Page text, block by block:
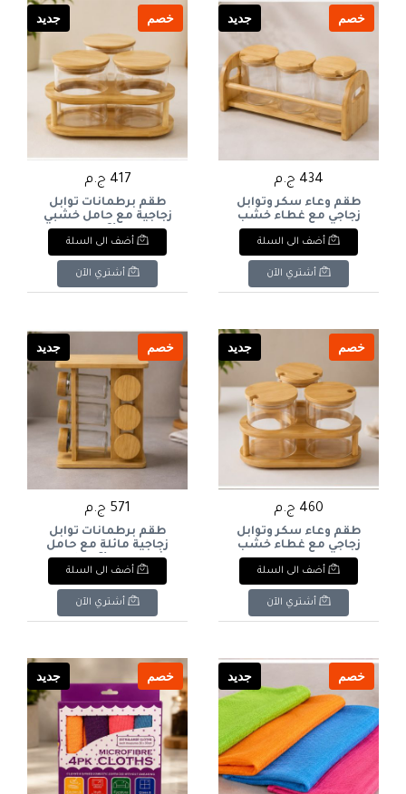
خصم جديد
434 ج.م
طقم وعاء سكر وتوابل
زجاجي مع غطاء خشب
بفتحة ملعقة وحامل
Piece Glass
Seasoning/Sugar Bowl
Set with Wooden Lids
أضف الى السلة
أشتري الآن
خصم جديد
417 ج.م
طقم برطمانات توابل
زجاجية مع حامل خشبي
بيضاوي (3 برطمانات
Piece Glass Spice
Container Set with Oval
Wooden Stand.
أضف الى السلة
أشتري الآن
خصم جديد
460 ج.م
طقم وعاء سكر وتوابل
زجاجي مع غطاء خشب
بفتحة ملعقة وحامل
خشبي بيضاوي (3 قطع).
& : 3-Piece Glass
Seasoning/Sugar Bowl
Set with Notched
أضف الى السلة
أشتري الآن
خصم جديد
571 ج.م
طقم برطمانات توابل
زجاجية مائلة مع حامل
خشبي برجي (6 برطمانات
Piece Slanted Glass Spice
Jar Set with Wooden
Tower Stand.
أضف الى السلة
أشتري الآن
خصم جديد خصم جديد